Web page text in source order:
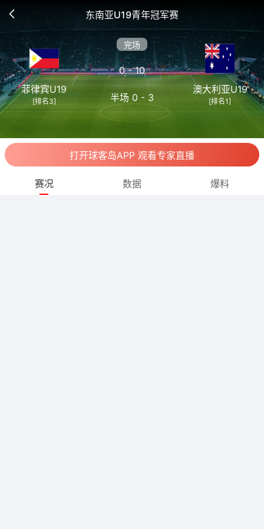
东南亚U19青年冠军赛
菲律宾U19
[排名3]
完场
0 - 10
半场 0 - 3
澳大利亚U19
[排名1]
打开球客岛APP 观看专家直播
赛况 数据 爆料